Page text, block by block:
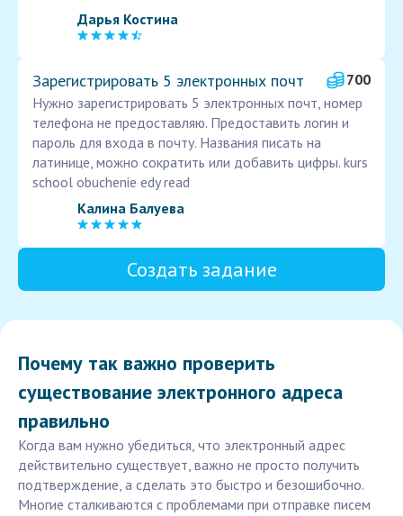
Дарья Костина
Зарегистрировать 5 электронных почт
700
Нужно зарегистрировать 5 электронных почт, номер
телефона не предоставляю. Предоставить логин и
пароль для входа в почту. Названия писать на
латинице, можно сократить или добавить цифры. kurs
school obuchenie edy read
Калина Балуева
Создать задание
Почему так важно проверить
существование электронного адреса
правильно
Когда вам нужно убедиться, что электронный адрес
действительно существует, важно не просто получить
подтверждение, а сделать это быстро и безошибочно.
Многие сталкиваются с проблемами при отправке писем